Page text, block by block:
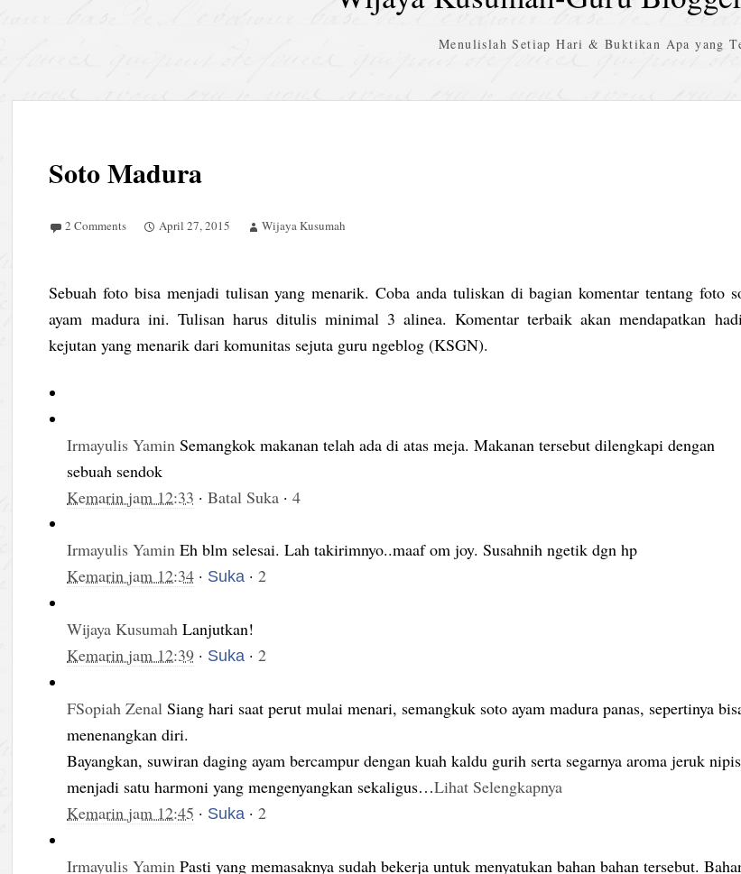
Menulislah Setiap Hari & Buktikan Apa yang
Soto Madura
2 Comments April 27, 2015 Wijaya Kusumah
Sebuah foto bisa menjadi tulisan yang menarik. Coba anda tuliskan di bagian komentar tentang foto
ayam madura ini. Tulisan harus ditulis minimal 3 alinea. Komentar terbaik akan mendapatkan
kejutan yang menarik dari komunitas sejuta guru ngeblog (KSGN).
Irmayulis Yamin Semangkok makanan telah ada di atas meja. Makanan tersebut dilengkapi dengan
sebuah sendok
Kemarin jam 12:33 ·Batal Suka ·4
Irmayulis Yamin Eh blm selesai. Lah takirimnyo..maaf om joy. Susahnih ngetik dgn hp
Kemarin jam 12:34 · Suka ·2
Wijaya Kusumah Lanjutkan!
Kemarin jam 12:39 · Suka ·2
FSopiah Zenal Siang hari saat perut mulai menari, semangkuk soto ayam madura panas, sepertinya
menenangkan diri.
Bayangkan, suwiran daging ayam bercampur dengan kuah kaldu gurih serta segarnya aroma jeruk
menjadi satu harmoni yang mengenyangkan sekaligus…Lihat Selengkapnya
Kemarin jam 12:45 · Suka ·2
Irmayulis Yamin Pasti yang memasaknya sudah bekerja untuk menyatukan bahan bahan tersebut.